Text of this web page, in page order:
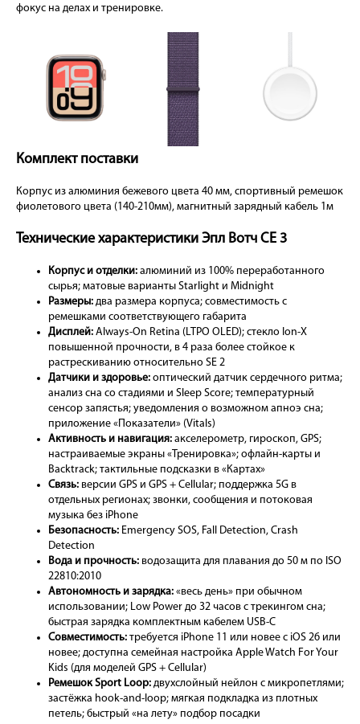
фокус на делах и тренировке.
Комплект поставки
Корпус из алюминия бежевого цвета 40 мм, спортивный ремешок
фиолетового цвета (140-210мм), магнитный зарядный кабель 1м
Технические характеристики Эпл Вотч СЕ 3
Корпус и отделки: алюминий из 100% переработанного
сырья; матовые варианты Starlight и Midnight
Размеры: два размера корпуса; совместимость с
ремешками соответствующего габарита
Дисплей: Always-On Retina (LTPO OLED); стекло Ion-X
повышенной прочности, в 4 раза более стойкое к
растрескиванию относительно SE 2
Датчики и здоровье: оптический датчик сердечного ритма;
анализ сна со стадиями и Sleep Score; температурный
сенсор запястья; уведомления о возможном апноэ сна;
приложение «Показатели» (Vitals)
Активность и навигация: акселерометр, гироскоп, GPS;
настраиваемые экраны «Тренировка»; офлайн-карты и
Backtrack; тактильные подсказки в «Картах»
Связь: версии GPS и GPS + Cellular; поддержка 5G в
отдельных регионах; звонки, сообщения и потоковая
музыка без iPhone
Безопасность: Emergency SOS, Fall Detection, Crash
Detection
Вода и прочность: водозащита для плавания до 50 м по ISO
22810:2010
Автономность и зарядка: «весь день» при обычном
использовании; Low Power до 32 часов с трекингом сна;
быстрая зарядка комплектным кабелем USB-C
Совместимость: требуется iPhone 11 или новее с iOS 26 или
новее; доступна семейная настройка Apple Watch For Your
Kids (для моделей GPS + Cellular)
Ремешок Sport Loop: двухслойный нейлон с микропетлями;
застёжка hook-and-loop; мягкая подкладка из плотных
петель; быстрый «на лету» подбор посадки